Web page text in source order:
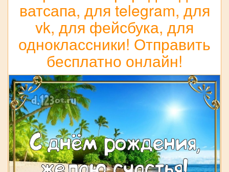
ватсапа, для telegram, для
vk, для фейсбука, для
одноклассники! Отправить
бесплатно онлайн!